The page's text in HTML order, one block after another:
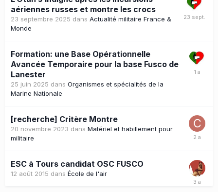
aériennes russes et montre les crocs
23 septembre 2025 dans Actualité militaire France &
Monde
Formation: une Base Opérationnelle
Avancée Temporaire pour la base Fusco de
Lanester
25 juin 2025 dans Organismes et spécialités de la
Marine Nationale
[recherche] Critère Montre
20 novembre 2023 dans Matériel et habillement pour
militaire
ESC à Tours candidat OSC FUSCO
12 août 2015 dans École de l'air